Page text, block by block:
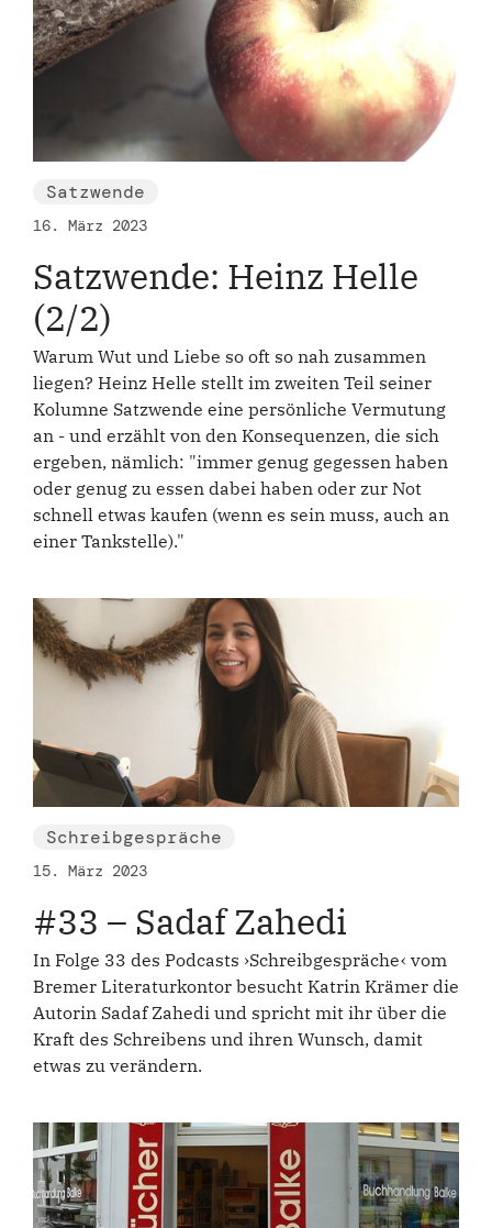
Satzwende
16. März 2023
Satzwende: Heinz Helle
(2/2)
Warum Wut und Liebe so oft so nah zusammen
liegen? Heinz Helle stellt im zweiten Teil seiner
Kolumne Satzwende eine persönliche Vermutung
an - und erzählt von den Konsequenzen, die sich
ergeben, nämlich: "immer genug gegessen haben
oder genug zu essen dabei haben oder zur Not
schnell etwas kaufen (wenn es sein muss, auch an
einer Tankstelle)."
Schreibgespräche
15. März 2023
#33 – Sadaf Zahedi
In Folge 33 des Podcasts ›Schreibgespräche‹ vom
Bremer Literaturkontor besucht Katrin Krämer die
Autorin Sadaf Zahedi und spricht mit ihr über die
Kraft des Schreibens und ihren Wunsch, damit
etwas zu verändern.